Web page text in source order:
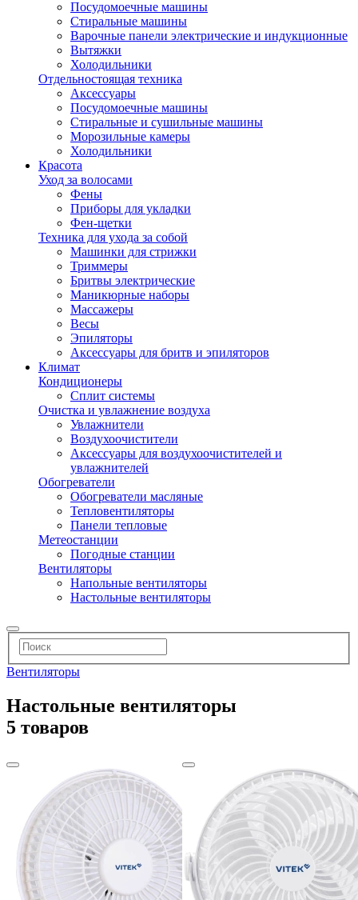
Посудомоечные машины
Стиральные машины
Варочные панели электрические и индукционные
Вытяжки
Холодильники
Отдельностоящая техника
Аксессуары
Посудомоечные машины
Стиральные и сушильные машины
Морозильные камеры
Холодильники
Красота
Уход за волосами
Фены
Приборы для укладки
Фен-щетки
Техника для ухода за собой
Машинки для стрижки
Триммеры
Бритвы электрические
Маникюрные наборы
Массажеры
Весы
Эпиляторы
Аксессуары для бритв и эпиляторов
Климат
Кондиционеры
Сплит системы
Очистка и увлажнение воздуха
Увлажнители
Воздухоочистители
Аксессуары для воздухоочистителей и
увлажнителей
Обогреватели
Обогреватели масляные
Тепловентиляторы
Панели тепловые
Метеостанции
Погодные станции
Вентиляторы
Напольные вентиляторы
Настольные вентиляторы
Вентиляторы
Настольные вентиляторы
5 товаров